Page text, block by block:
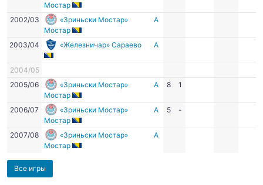
Мостар
2002/03
«Зриньски Мостар»
Мостар
А
2003/04 «Железничар» Сараево А
2004/05
2005/06
«Зриньски Мостар»
Мостар
А 8 1
2006/07
«Зриньски Мостар»
Мостар
А 5 -
2007/08
«Зриньски Мостар»
Мостар
А
Все игры